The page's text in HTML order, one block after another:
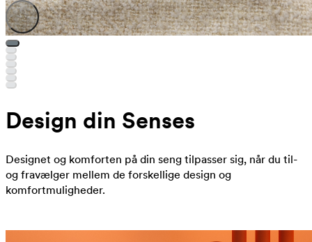
Design din Senses
Designet og komforten på din seng tilpasser sig, når du til-
og fravælger mellem de forskellige design og
komfortmuligheder.